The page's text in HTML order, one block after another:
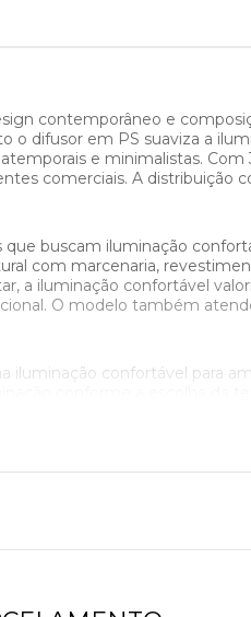
contemporâneo e
o difusor em PS suaviza a
e minimalistas.
comerciais. A distribuição
buscam iluminação
com marcenaria,
a iluminação confortável
O modelo também
confortável para
funcionais. As
integrado, ampliando as
em PS. A base metálica